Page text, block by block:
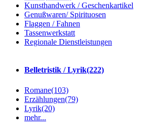
Kunsthandwerk / Geschenkartikel
Genußwaren/ Spirituosen
Flaggen / Fahnen
Tassenwerkstatt
Regionale Dienstleistungen
Belletristik / Lyrik(222)
Romane(103)
Erzählungen(79)
Lyrik(20)
mehr...